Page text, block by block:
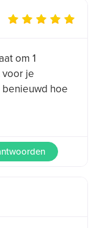
om 1
je
hoe
Gideon ratings